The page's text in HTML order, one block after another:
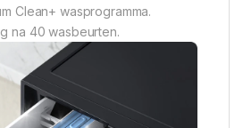
Clean+ wasprogramma.
na 40 wasbeurten.